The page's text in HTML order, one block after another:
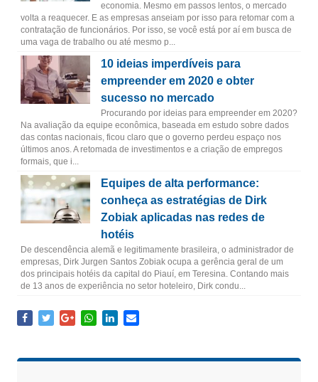
economia. Mesmo em passos lentos, o mercado
volta a reaquecer. E as empresas anseiam por isso para retomar com a
contratação de funcionários. Por isso, se você está por aí em busca de
uma vaga de trabalho ou até mesmo p...
10 ideias imperdíveis para
empreender em 2020 e obter
sucesso no mercado
Procurando por ideias para empreender em 2020?
Na avaliação da equipe econômica, baseada em estudo sobre dados
das contas nacionais, ficou claro que o governo perdeu espaço nos
últimos anos. A retomada de investimentos e a criação de empregos
formais, que i...
Equipes de alta performance:
conheça as estratégias de Dirk
Zobiak aplicadas nas redes de
hotéis
De descendência alemã e legitimamente brasileira, o administrador de
empresas, Dirk Jurgen Santos Zobiak ocupa a gerência geral de um
dos principais hotéis da capital do Piauí, em Teresina. Contando mais
de 13 anos de experiência no setor hoteleiro, Dirk condu...